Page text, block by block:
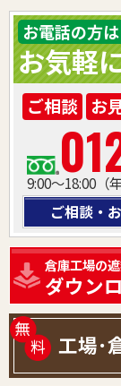
お電話の方
お気軽
ご相談 お
9:00～18:00（
ご相談・
倉庫工場の
ダウン
工場･